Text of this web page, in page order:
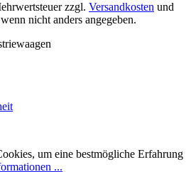
zzgl. Versandkosten und
nicht anders angegeben.
um eine bestmögliche Erfahrung
...